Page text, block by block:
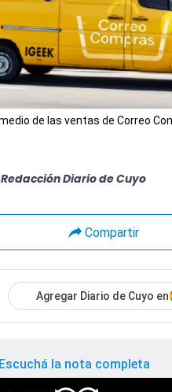
de las ventas de Correo
Redacción Diario de Cuyo
Compartir
Agregar Diario de Cuyo en
Escuchá la nota completa